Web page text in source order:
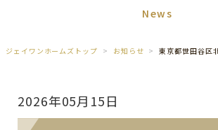
News
ジェイワンホームズトップ お知らせ
2026年05月15日